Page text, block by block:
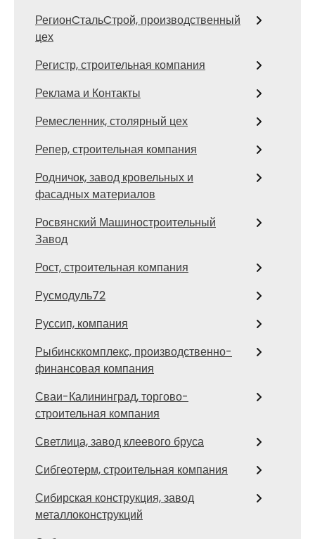
РегионCтальCтрой, производственный
цех
Регистр, строительная компания
Реклама и Контакты
Ремесленник, столярный цех
Репер, строительная компания
Родничок, завод кровельных и
фасадных материалов
Росвянский Машиностроительный
Завод
Рост, строительная компания
Русмодуль72
Руссип, компания
Рыбинсккомплекс, производственно-
финансовая компания
Сваи-Калининград, торгово-
строительная компания
Светлица, завод клеевого бруса
Сибгеотерм, строительная компания
Сибирская конструкция, завод
металлоконструкций